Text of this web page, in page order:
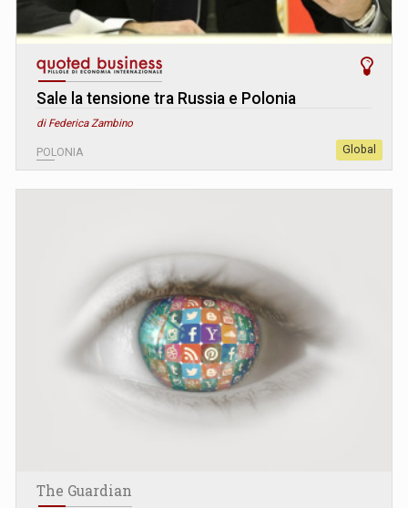
Sale la tensione tra Russia e Polonia
di Federica Zambino
POLONIA Global
The Guardian